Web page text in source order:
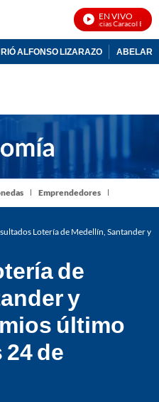
EN VIVO
Noticias Caracol En Vivo
ALFONSO LIZARAZO
Emprendedores
Lotería de Medellín, Santander y
de
y
último
de